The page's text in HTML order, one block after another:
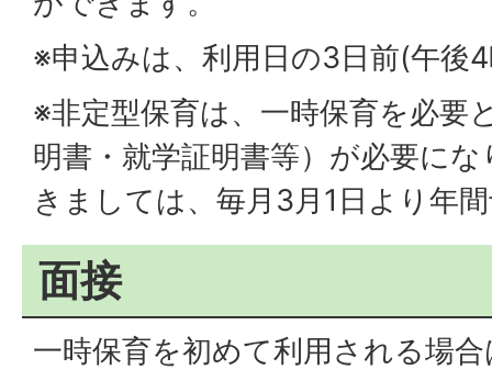
※申込みは、利用日の3日前(午後
※非定型保育は、一時保育を必要
明書・就学証明書等）が必要に
きましては、毎月3月1日より年
面接
一時保育を初めて利用される場